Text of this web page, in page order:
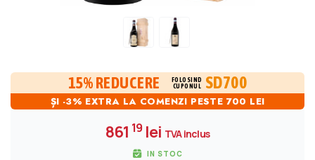
15% REDUCERE
FOLOSIND
CUPONUL
SD700
ȘI -3% EXTRA LA COMENZI PESTE 700 LEI
861 19lei TVA inclus
IN STOC